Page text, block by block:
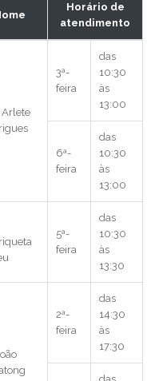
Horário de
atendimento
Arlete
3ª-
feira
das
10:30
às
13:00
6ª-
feira
das
10:30
às
13:00
5ª-
feira
das
10:30
às
13:30
2ª-
feira
das
14:30
às
17:30